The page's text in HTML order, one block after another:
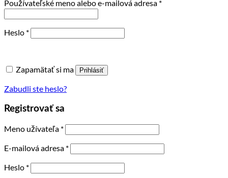
Používateľské meno alebo e-mailová adresa *Povinné
Heslo *Povinné
Zapamätať si ma Prihlásiť
Zabudli ste heslo?
Registrovať sa
Meno užívateľa *Povinné
E-mailová adresa *Povinné
Heslo *Povinné